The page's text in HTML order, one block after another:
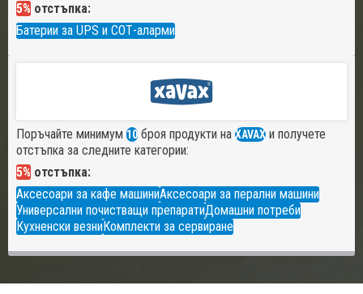
5% отстъпка:
Батерии за UPS и СОТ-аларми
Поръчайте минимум 10 броя продукти на XAVAX и получете
отстъпка за следните категории:
5% отстъпка:
Аксесоари за кафе машиниАксесоари за перални машини
Универсални почистващи препаратиДомашни потреби
Кухненски везниКомплекти за сервиране